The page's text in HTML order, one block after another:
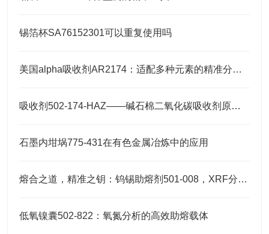
锡箔杯SA76152301可以重复使用吗
美国alpha吸收剂AR2174：适配多种元素的精准分析需求
吸收剂502-174-HAZ——碱石棉二氧化碳吸收剂原理与元素分析及气体净化应用
石墨内坩埚775-431在有色金属冶炼中的应用
熔合之道，精准之钥：钨锡助熔剂501-008，XRF分析的伴侣
低氧镍囊502-822：氧氮分析的高效助熔载体